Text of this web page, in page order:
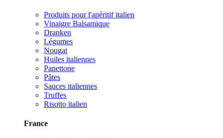
Produits pour l'apéritif italien
Vinaigre Balsamique
Dranken
Légumes
Nougat
Huiles italiennes
Panettone
Pâtes
Sauces italiennes
Truffes
Risotto italien
France